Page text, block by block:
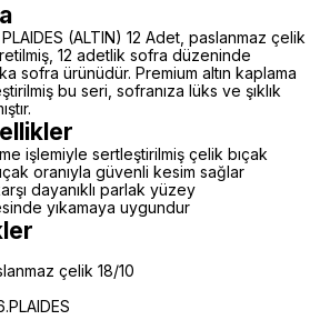
(ALTIN) 12 Adet, paslanmaz çelik
12 adetlik sofra düzeninde
sofra ürünüdür. Premium altın kaplama
bu seri, sofranıza lüks ve şıklık
işlemiyle sertleştirilmiş çelik bıçak
oranıyla güvenli kesim sağlar
dayanıklı parlak yüzey
yıkamaya uygundur
çelik 18/10